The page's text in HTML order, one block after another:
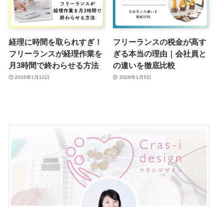
経理に時間を取られすぎ！
フリーランスが経理作業を
月3時間で終わらせる方法
2026年1月12日
フリーランスの税金が高す
ぎる本当の理由｜会社員と
の違いを徹底比較
2026年1月5日